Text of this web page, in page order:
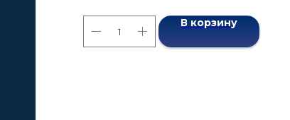
В корзину